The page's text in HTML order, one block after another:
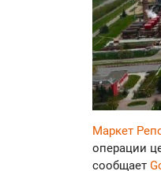
Маркет
операции
сообщает